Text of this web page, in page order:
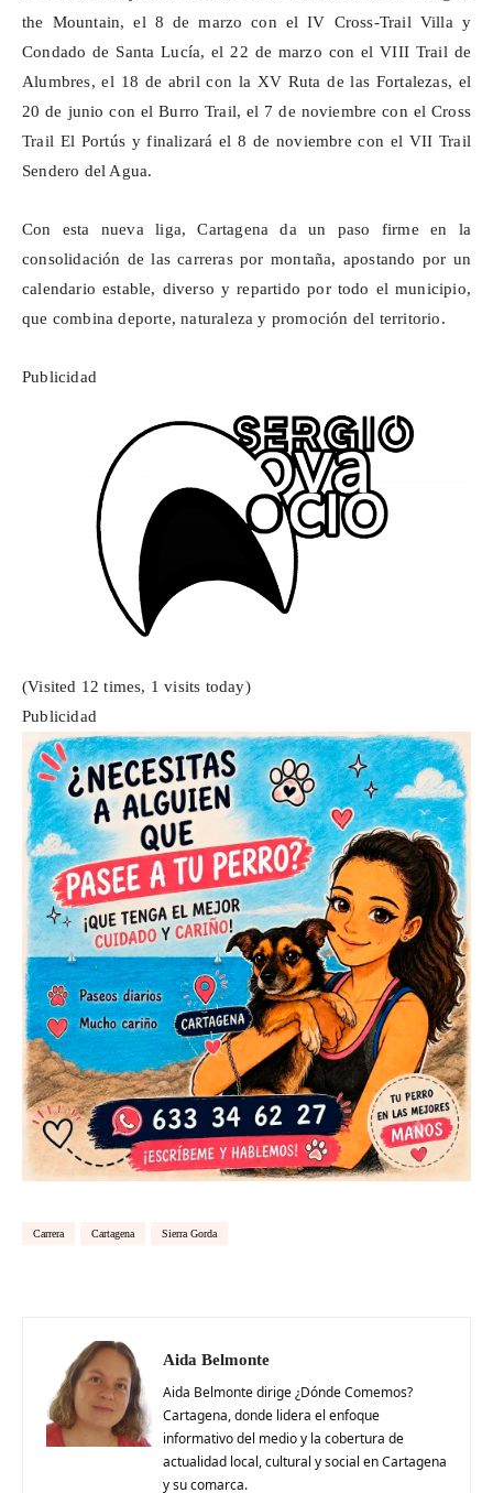
the
Mountain, el 8 de marzo con el IV Cross-Trail Villa y
Condado de Santa Lucía, el 22 de marzo con el VIII Trail de
Alumbres, el 18 de abril con la XV Ruta de las Fortalezas, el
20 de junio con el Burro Trail, el 7 de noviembre con el Cross
Trail El Portúsy finalizará el 8 de noviembre con el VII Trail
Sendero del Agua.
Con esta nueva liga, Cartagena da un paso firme en la
consolidación de las carreras por montaña, apostando por un
calendario estable, diverso y repartido por todo el municipio,
que combina deporte, naturaleza y promoción del territorio.
Publicidad
(Visited 12 times, 1 visits today)
Publicidad
Carrera Cartagena Sierra Gorda
Aida Belmonte
Aida Belmonte dirige ¿Dónde Comemos?
Cartagena, donde lidera el enfoque
informativo del medio y la cobertura de
actualidad local, cultural y social en Cartagena
y su comarca.